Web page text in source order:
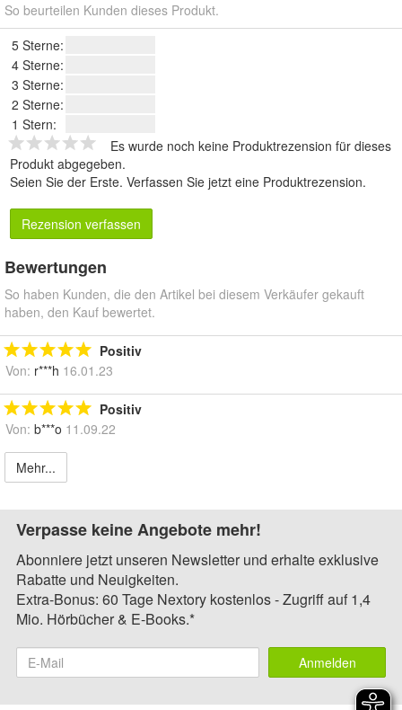
So beurteilen Kunden dieses Produkt.
5 Sterne:
4 Sterne:
3 Sterne:
2 Sterne:
1 Stern:
Es wurde noch keine Produktrezension für dieses
Produkt abgegeben.
Seien Sie der Erste. Verfassen Sie jetzt eine Produktrezension.
Rezension verfassen
Bewertungen
So haben Kunden, die den Artikel bei diesem Verkäufer gekauft
haben, den Kauf bewertet.
Positiv
Von: r***h 16.01.23
Positiv
Von: b***o 11.09.22
Mehr...
Verpasse keine Angebote mehr!
Abonniere jetzt unseren Newsletter und erhalte exklusive
Rabatte und Neuigkeiten.
Extra-Bonus: 60 Tage Nextory kostenlos - Zugriff auf 1,4
Mio. Hörbücher & E-Books.*
Anmelden